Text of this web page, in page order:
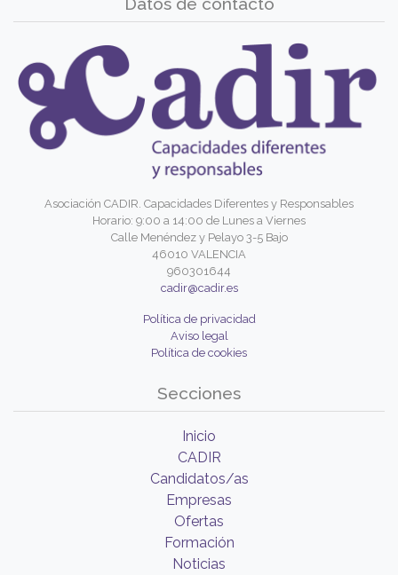
Asociación CADIR. Capacidades Diferentes y Responsables
Horario: 9:00 a 14:00 de Lunes a Viernes
Calle Menéndez y Pelayo 3-5 Bajo
46010 VALENCIA
960301644
cadir@cadir.es
Política de privacidad
Aviso legal
Política de cookies
Secciones
Inicio
CADIR
Candidatos/as
Empresas
Ofertas
Formación
Noticias